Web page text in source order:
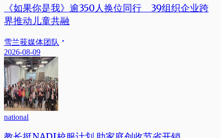
《如果你是我》逾350人换位同行 39组织企业跨
界推动儿童共融
雪兰莪媒体团队
2026-08-09
national